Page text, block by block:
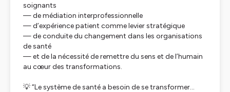
soignants
— de médiation interprofessionnelle
— d’expérience patient comme levier stratégique
— de conduite du changement dans les organisations
de santé
— et de la nécessité de remettre du sens et de l’humain
au cœur des transformations.
💡 “Le système de santé a besoin de se transformer…